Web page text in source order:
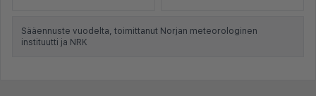
Sääennuste vuodelta, toimittanut Norjan meteorologinen
instituutti ja NRK